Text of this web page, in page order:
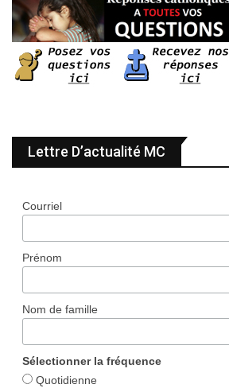
Lettre D’actualité MC
Courriel
Prénom
Nom de famille
Sélectionner la fréquence
Quotidienne